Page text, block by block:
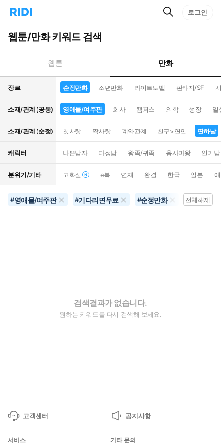
리
홈
으
턴
트
검
로그인
웹툰/만화 키워드 검색
웹툰 만화
장르 순정만화 소년만화 라이트노벨 판타지/SF
소재/관계 (공통) 영애물/여주판 회사 캠퍼스 의학 성장 일
소재/관계 (순정) 첫사랑 짝사랑 계약관계 친구>연인 연하남
캐릭터 나쁜남자 다정남 왕족/귀족 용사마왕 인기남
분위기/기타 고화질 e북 연재 완결 한국 일본
#영애물/여주판 #기다리면무료 #순정만화 #연상남
전체해제
검색결과가 없습니다.
원하는 키워드를 다시 검색해 보세요.
고객센터 공지사항
서비스 기타 문의